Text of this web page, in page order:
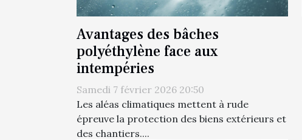
Avantages des bâches
polyéthylène face aux
intempéries
Samedi 7 février 2026 20:50
Les aléas climatiques mettent à rude
épreuve la protection des biens extérieurs et
des chantiers....